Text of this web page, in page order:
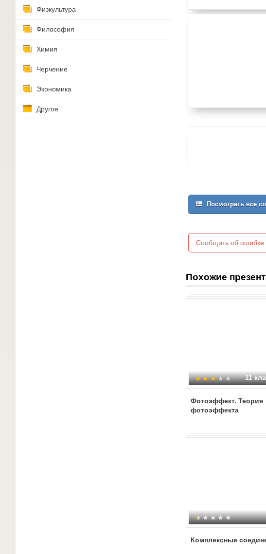
Физкультура
Философия
Химия
Черчение
Экономика
Другое
Посмотреть все
Сообщить об ошибке
Похожие
11
Фотоэффект. Теория
фотоэффекта
Комплексные